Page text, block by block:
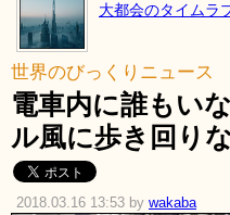
大都会のタイムラ
世界のびっくりニュース
電車内に誰もい
ル風に歩き回り
2018.03.16 13:53 by wakaba